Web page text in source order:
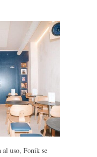
al uso, Fonik se